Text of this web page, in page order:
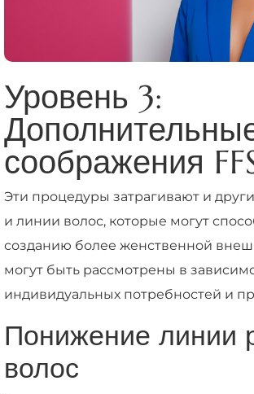
Уровень 3:
соображения
Эти процедуры затрагивают и
и линии волос, которые могут
созданию более женственной
могут быть рассмотрены в
индивидуальных потребностей и
Понижение линии
волос